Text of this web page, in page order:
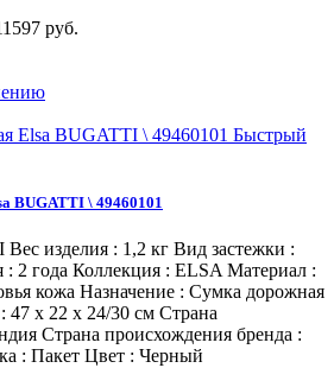
руб.
Быстрый
BUGATTI \ 49460101
изделия : 1,2 кг Вид застежки :
2 года Коллекция : ELSA Материал :
кожа Назначение : Сумка дорожная
47 х 22 х 24/30 см Страна
Страна происхождения бренда :
: Пакет Цвет : Черный